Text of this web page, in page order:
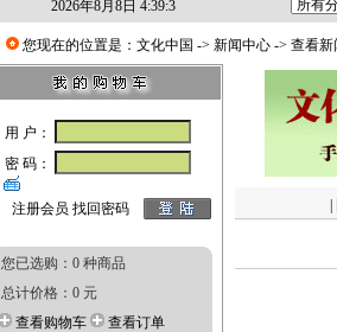
2026年8月8日 4:39:4
您现在的位置是： 文化中国 -> 新闻中心 -> 查看新
用 户：
密 码：
注册会员 找回密码
您已选购：0 种商品
总计价格：0 元
查看购物车
查看订单